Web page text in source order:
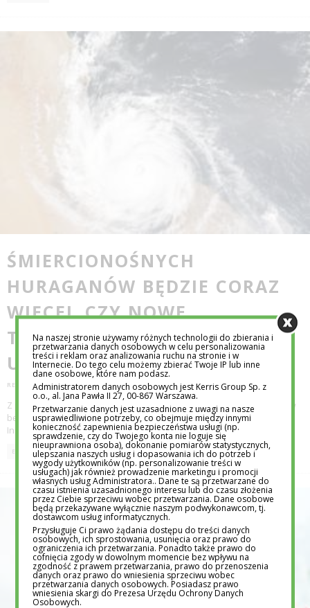
ŚMIERCIONOŚNYCH
HURAGANÓW BĘDZIE CORAZ
WIĘCEJ. CZY NOWE
TECHNOLOGIE POMOGĄ
UNIKNĄĆ SPUSTOSZEŃ?
REDAKCJA EDUTORIAL.PL 9 PAŹ 2017
Z powodu ocieplenia klimatu frekwencja wysokiej kategorii huraganów
będzie coraz większa – uważa prof. Kerry Emanuel z Massachusetts
Institute of Technology. Ro...
EDUTECH
Na naszej stronie używamy różnych technologii do zbierania i
przetwarzania danych osobowych w celu personalizowania
treści i reklam oraz analizowania ruchu na stronie i w
Internecie. Do tego celu możemy zbierać Twoje IP lub inne
dane osobowe, które nam podasz.
Administratorem danych osobowych jest Kerris Group Sp. z
o.o., al. Jana Pawła II 27, 00-867 Warszawa.
Przetwarzanie danych jest uzasadnione z uwagi na nasze
usprawiedliwione potrzeby, co obejmuje między innymi
konieczność zapewnienia bezpieczeństwa usługi (np.
sprawdzenie, czy do Twojego konta nie loguje się
nieuprawniona osoba), dokonanie pomiarów statystycznych,
ulepszania naszych usług i dopasowania ich do potrzeb i
wygody użytkowników (np. personalizowanie treści w
usługach) jak również prowadzenie marketingu i promocji
własnych usług Administratora.. Dane te są przetwarzane do
czasu istnienia uzasadnionego interesu lub do czasu złożenia
przez Ciebie sprzeciwu wobec przetwarzania. Dane osobowe
będą przekazywane wyłącznie naszym podwykonawcom, tj.
dostawcom usług informatycznych.
Przysługuje Ci prawo żądania dostępu do treści danych
osobowych, ich sprostowania, usunięcia oraz prawo do
ograniczenia ich przetwarzania. Ponadto także prawo do
cofnięcia zgody w dowolnym momencie bez wpływu na
zgodność z prawem przetwarzania, prawo do przenoszenia
danych oraz prawo do wniesienia sprzeciwu wobec
przetwarzania danych osobowych. Posiadasz prawo
wniesienia skargi do Prezesa Urzędu Ochrony Danych
Osobowych.